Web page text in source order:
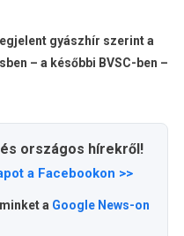
gyászhír szerint a
– a későbbi BVSC-ben –
országos hírekről!
a Facebookon >>
a Google News-on